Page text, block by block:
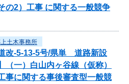
の2）工事 に関する一般競争
土木事務所
改-5-13-5号/県単 道路新設
（一）白山内ヶ谷線（仮称）
に関する事後審査型一般競